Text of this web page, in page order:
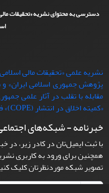
دسترسی به محتوای نشریه «تحقیقات
نشریه علمی «تحقیقات مالی
پژوهش جمهوری اسلامی ایران» و
مقابله با تقلب در آثار علمی
«کمیته اخلاق در انتشار (COPE)» فعاليت می‌نماید.
خبرنامه - شبکه‌های
با ثبت ایمیل‌تان در کادر زیر،
همچنین برای ورود به کاربری
تصویر شبکه موردنظرتان کلیک